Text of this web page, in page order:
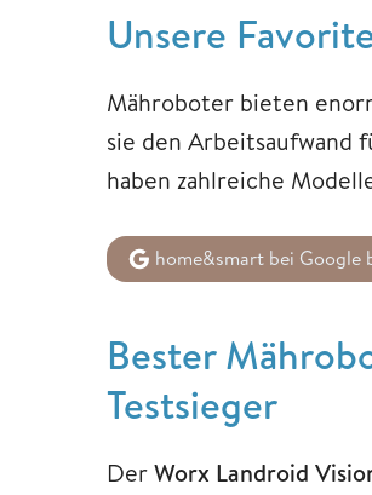
Unsere
Mähroboter bieten
sie den Arbeitsaufwand
haben zahlreiche
home&smart bei Google
Bester
Testsieger
DerWorx Landroid